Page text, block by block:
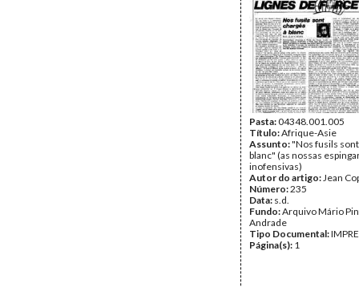
Pasta:04348.001.005
Título:Afrique-Asie
Assunto:"Nos fusils
blanc" (as nossas
inofensivas)
Autor do artigo:Jean
Número:235
Data: s.d.
Fundo:Arquivo Mário
Andrade
Tipo Documental:
Página(s): 1